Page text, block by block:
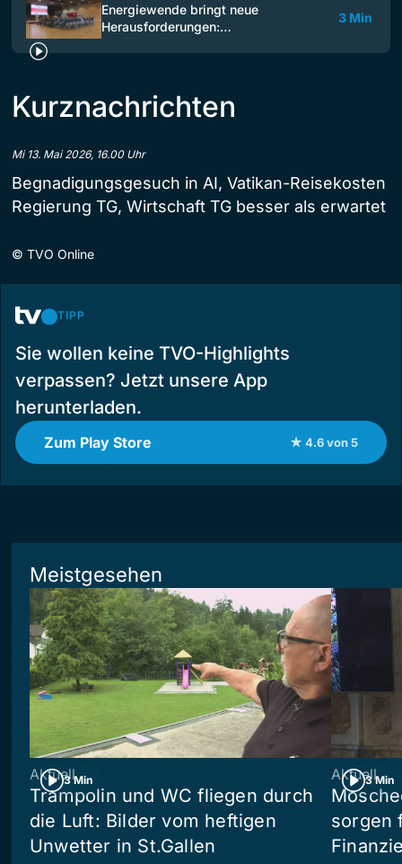
Energiewende bringt neue
Herausforderungen:…
3 Min
Kurznachrichten
Mi 13. Mai 2026, 16.00 Uhr
Begnadigungsgesuch in AI, Vatikan-Reisekosten
Regierung TG, Wirtschaft TG besser als erwartet
© TVO Online
TIPP
Sie wollen keine TVO-Highlights
verpassen? Jetzt unsere App
herunterladen.
Zum Play Store ★ 4.6 von 5
Meistgesehen
3 Min
Aktuell
Trampolin und WC fliegen durch
die Luft: Bilder vom heftigen
Unwetter in St.Gallen
3 Min
Aktuell
sorgen